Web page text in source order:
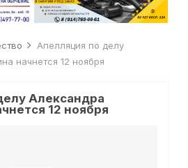
Апелляция по делу
начнется 12 ноября
Александра
12 ноября